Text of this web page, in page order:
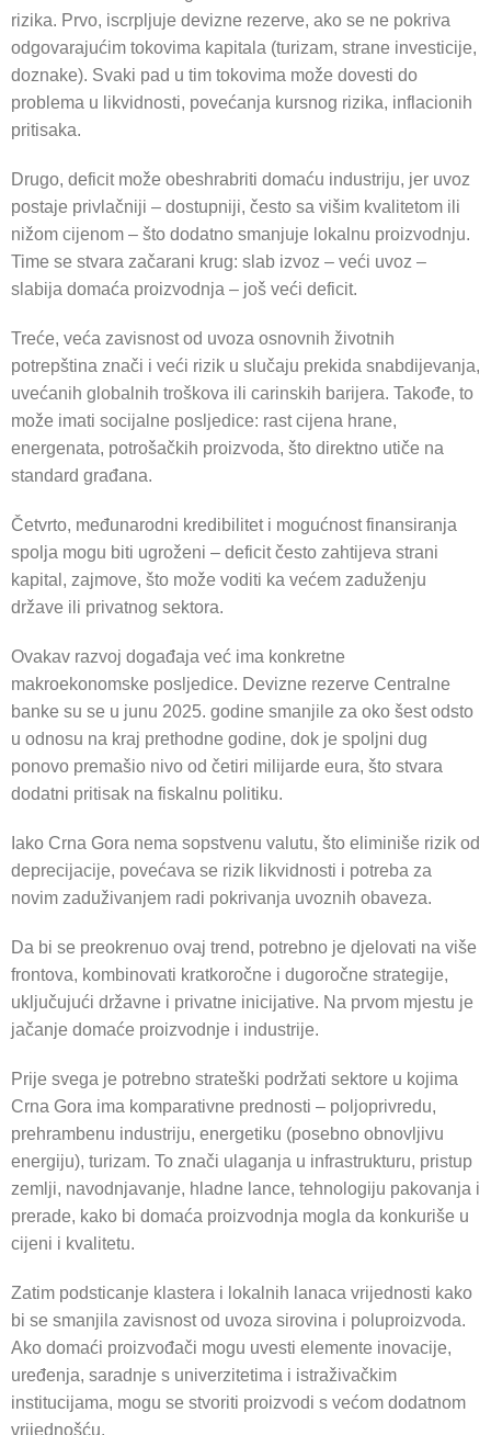
rizika. Prvo, iscrpljuje devizne rezerve, ako se ne pokriva
odgovarajućim tokovima kapitala (turizam, strane investicije,
doznake). Svaki pad u tim tokovima može dovesti do
problema u likvidnosti, povećanja kursnog rizika, inflacionih
pritisaka.
Drugo, deficit može obeshrabriti domaću industriju, jer uvoz
postaje privlačniji – dostupniji, često sa višim kvalitetom ili
nižom cijenom – što dodatno smanjuje lokalnu proizvodnju.
Time se stvara začarani krug: slab izvoz – veći uvoz –
slabija domaća proizvodnja – još veći deficit.
Treće, veća zavisnost od uvoza osnovnih životnih
potrepština znači i veći rizik u slučaju prekida snabdijevanja,
uvećanih globalnih troškova ili carinskih barijera. Takođe, to
može imati socijalne posljedice: rast cijena hrane,
energenata, potrošačkih proizvoda, što direktno utiče na
standard građana.
Četvrto, međunarodni kredibilitet i mogućnost finansiranja
spolja mogu biti ugroženi – deficit često zahtijeva strani
kapital, zajmove, što može voditi ka većem zaduženju
države ili privatnog sektora.
Ovakav razvoj događaja već ima konkretne
makroekonomske posljedice. Devizne rezerve Centralne
banke su se u junu 2025. godine smanjile za oko šest odsto
u odnosu na kraj prethodne godine, dok je spoljni dug
ponovo premašio nivo od četiri milijarde eura, što stvara
dodatni pritisak na fiskalnu politiku.
Iako Crna Gora nema sopstvenu valutu, što eliminiše rizik od
deprecijacije, povećava se rizik likvidnosti i potreba za
novim zaduživanjem radi pokrivanja uvoznih obaveza.
Da bi se preokrenuo ovaj trend, potrebno je djelovati na više
frontova, kombinovati kratkoročne i dugoročne strategije,
uključujući državne i privatne inicijative. Na prvom mjestu je
jačanje domaće proizvodnje i industrije.
Prije svega je potrebno strateški podržati sektore u kojima
Crna Gora ima komparativne prednosti – poljoprivredu,
prehrambenu industriju, energetiku (posebno obnovljivu
energiju), turizam. To znači ulaganja u infrastrukturu, pristup
zemlji, navodnjavanje, hladne lance, tehnologiju pakovanja i
prerade, kako bi domaća proizvodnja mogla da konkuriše u
cijeni i kvalitetu.
Zatim podsticanje klastera i lokalnih lanaca vrijednosti kako
bi se smanjila zavisnost od uvoza sirovina i poluproizvoda.
Ako domaći proizvođači mogu uvesti elemente inovacije,
uređenja, saradnje s univerzitetima i istraživačkim
institucijama, mogu se stvoriti proizvodi s većom dodatnom
vrijednošću.